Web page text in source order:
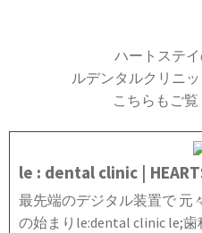
ハートステ
ルデンタルクリニ
こちらもご
le : dental clinic |
最先端のデジタル装置で 元
の始まりle:dental clinic le;歯